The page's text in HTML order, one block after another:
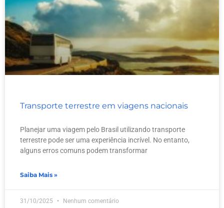
Transporte terrestre em viagens nacionais
Planejar uma viagem pelo Brasil utilizando transporte
terrestre pode ser uma experiência incrível. No entanto,
alguns erros comuns podem transformar
Saiba Mais »
31/10/2025 Nenhum comentário